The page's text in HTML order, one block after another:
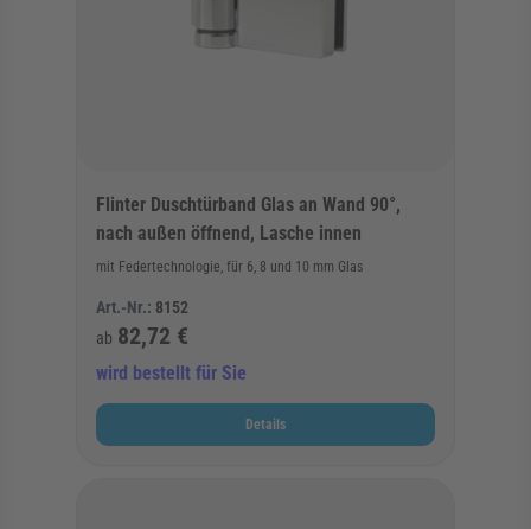
Flinter Duschtürband Glas an Wand 90°,
nach außen öffnend, Lasche innen
mit Federtechnologie, für 6, 8 und 10 mm Glas
Art.-Nr.: 8152
ab 82,72 €
wird bestellt für Sie
Details